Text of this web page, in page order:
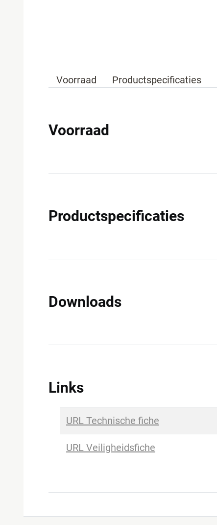
Voorraad Productspecificaties
Voorraad
Productspecificaties
Downloads
Links
URL Technische fiche
URL Veiligheidsfiche